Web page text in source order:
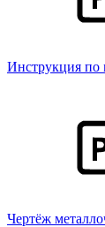
Инструкция по
Чертёж